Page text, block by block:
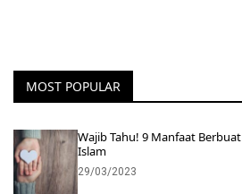
MOST POPULAR
Wajib Tahu! 9 Manfaat
Islam
29/03/2023